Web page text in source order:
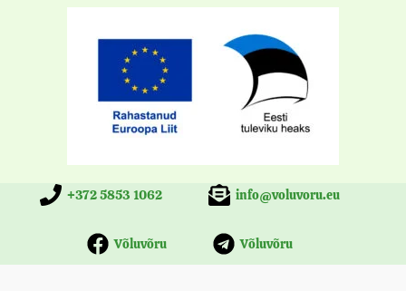
+372 5853 1062 info@voluvoru.eu
Võluvõru Võluvõru